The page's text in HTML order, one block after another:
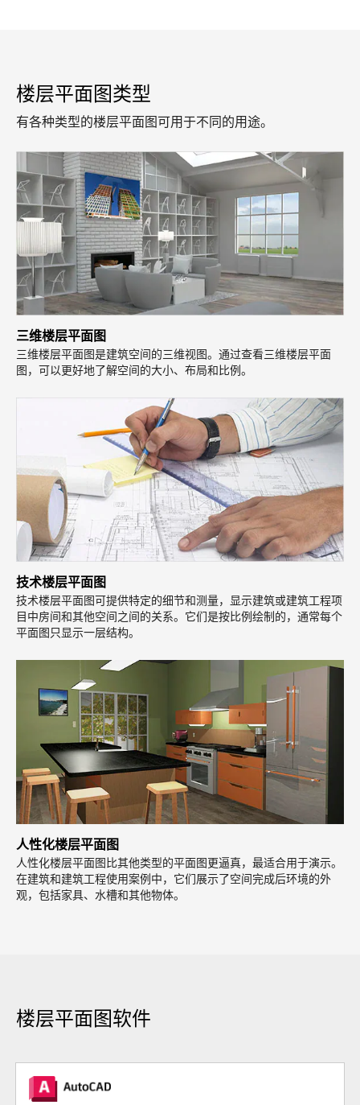
楼层平面图类型
有各种类型的楼层平面图可用于不同的用途。
三维楼层平面图
三维楼层平面图是建筑空间的三维视图。通过查看三维楼层平面
图，可以更好地了解空间的大小、布局和比例。
技术楼层平面图
技术楼层平面图可提供特定的细节和测量，显示建筑或建筑工程项
目中房间和其他空间之间的关系。它们是按比例绘制的，通常每个
平面图只显示一层结构。
人性化楼层平面图
人性化楼层平面图比其他类型的平面图更逼真，最适合用于演示。
在建筑和建筑工程使用案例中，它们展示了空间完成后环境的外
观，包括家具、水槽和其他物体。
楼层平面图软件